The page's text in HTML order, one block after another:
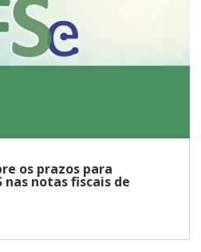
os prazos para
nas notas fiscais de